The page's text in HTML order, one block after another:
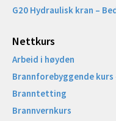
G20 Hydraulisk kran –
Nettkurs
Arbeid i høyden
Brannforebyggende
Branntetting
Brannvernkurs